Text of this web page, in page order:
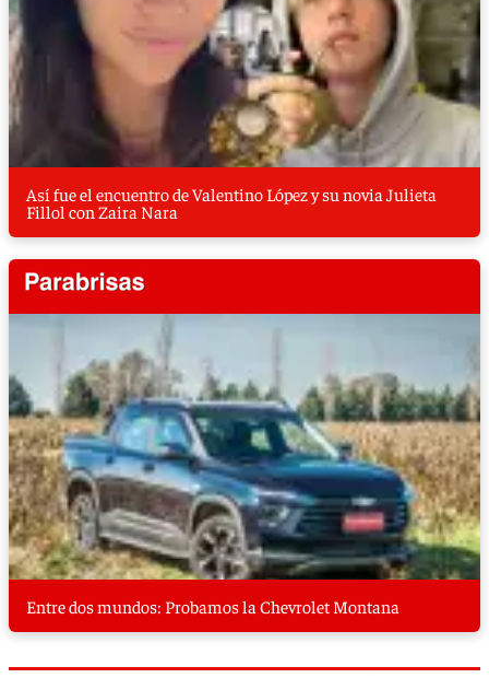
Así fue el encuentro de Valentino López y su novia Julieta
Fillol con Zaira Nara
Entre dos mundos: Probamos la Chevrolet Montana